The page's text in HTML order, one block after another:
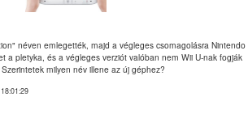
néven emlegették, majd a végleges csomagolásra Nintendo
a pletyka, és a végleges verziót valóban nem Wii U-nak fogják
milyen név illene az új géphez?